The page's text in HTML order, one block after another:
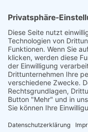
Footer
Cookie-Einstellungen